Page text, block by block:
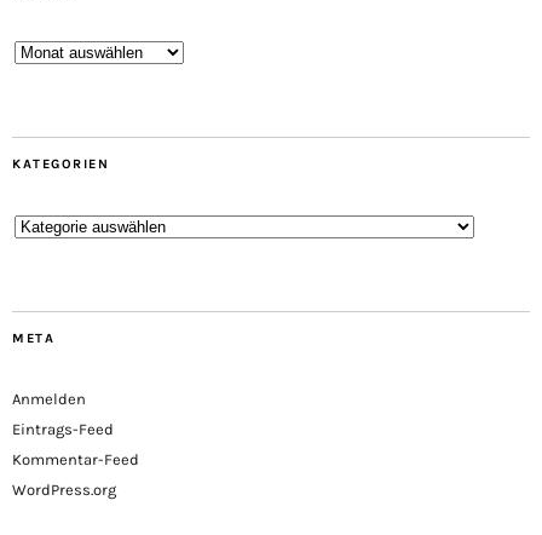
Archive
KATEGORIEN
Kategorien
META
Anmelden
Eintrags-Feed
Kommentar-Feed
WordPress.org